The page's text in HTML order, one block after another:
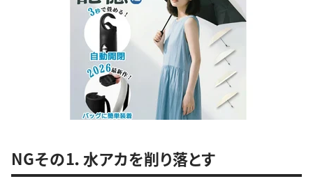
NGその1．水アカを削り落とす